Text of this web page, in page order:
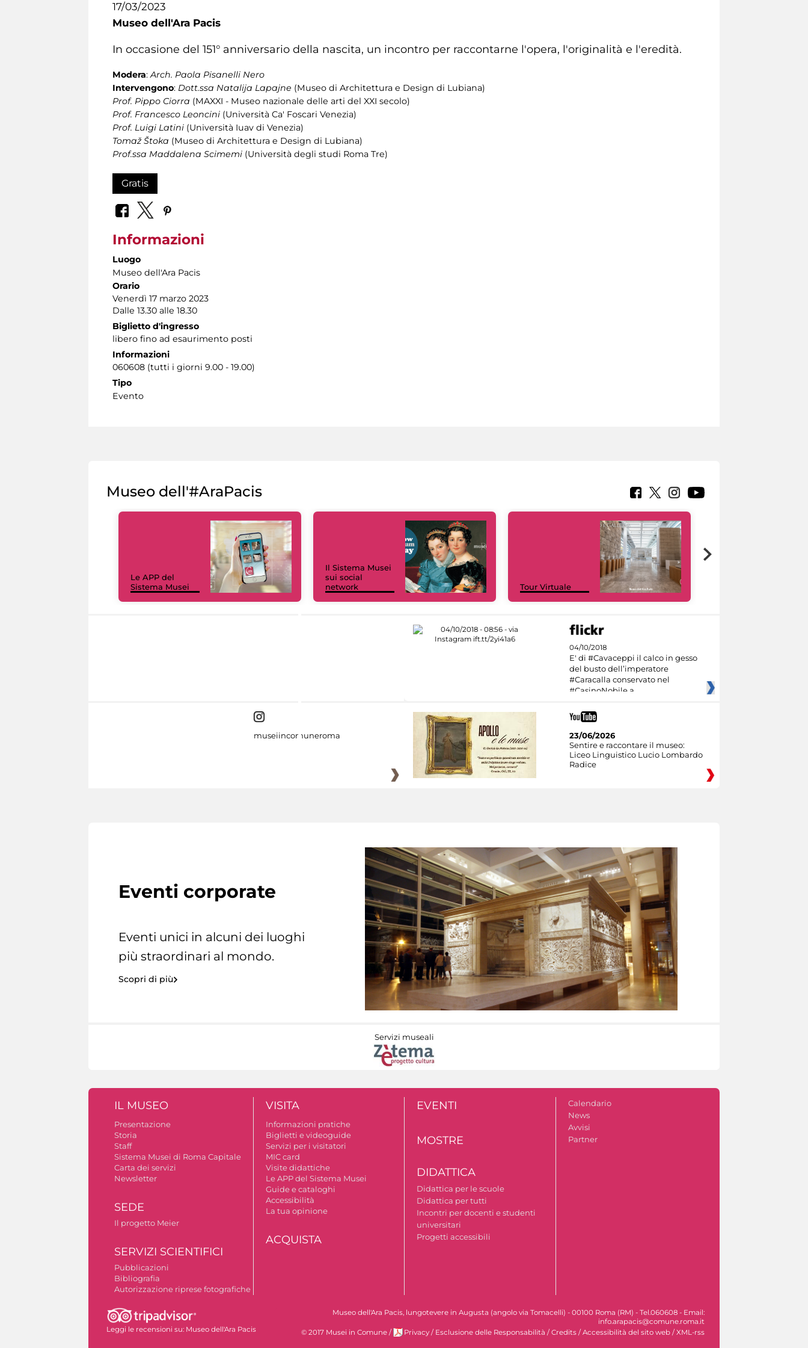
17/03/2023
Museo dell'Ara Pacis
In occasione del 151° anniversario della nascita, un incontro per raccontarne l'opera, l'originalità e l'eredità.
Modera:Arch. Paola Pisanelli Nero
Intervengono: Dott.ssa Natalija Lapajne (Museo di Architettura e Design di Lubiana)
Prof. Pippo Ciorra (MAXXI - Museo nazionale delle arti del XXI secolo)
Prof. Francesco Leoncini (Università Ca' Foscari Venezia)
Prof. Luigi Latini (Università Iuav di Venezia)
Tomaž Štoka (Museo di Architettura e Design di Lubiana)
Prof.ssa Maddalena Scimemi (Università degli studi Roma Tre)
Gratis
Informazioni
Luogo
Museo dell'Ara Pacis
Orario
Venerdì 17 marzo 2023
Dalle 13.30 alle 18.30
Biglietto d'ingresso
libero fino ad esaurimento posti
Informazioni
060608 (tutti i giorni 9.00 - 19.00)
Tipo
Evento
Museo dell'#AraPacis
Le APP del
Sistema Musei
Il Sistema Musei
sui social
network
Tour Virtuale
04/10/2018
E' di #Cavaceppi il calco in gesso
del busto dell’imperatore
#Caracalla conservato nel
#CasinoNobile a
museiincomuneroma
23/06/2026
Sentire e raccontare il museo:
Liceo Linguistico Lucio Lombardo
Radice
Eventi corporate
Eventi unici in alcuni dei luoghi
più straordinari al mondo.
Scopri di più
Servizi museali
IL MUSEO
Presentazione
Storia
Staff
Sistema Musei di Roma Capitale
Carta dei servizi
Newsletter
SEDE
Il progetto Meier
SERVIZI SCIENTIFICI
Pubblicazioni
Bibliografia
Autorizzazione riprese fotografiche
VISITA
Informazioni pratiche
Biglietti e videoguide
Servizi per i visitatori
MIC card
Visite didattiche
Le APP del Sistema Musei
Guide e cataloghi
Accessibilità
La tua opinione
ACQUISTA
EVENTI
MOSTRE
DIDATTICA
Didattica per le scuole
Didattica per tutti
Incontri per docenti e studenti
universitari
Progetti accessibili
Calendario
News
Avvisi
Partner
Leggi le recensioni su: Museo dell'Ara Pacis
Museo dell'Ara Pacis, lungotevere in Augusta (angolo via Tomacelli) - 00100 Roma (RM) - Tel.060608 - Email:
info.arapacis@comune.roma.it
© 2017 Musei in Comune / Privacy / Esclusione delle Responsabilità / Credits / Accessibilità del sito web / XML-rss